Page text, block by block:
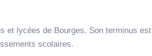
et lycées de Bourges. Son terminus
scolaires.